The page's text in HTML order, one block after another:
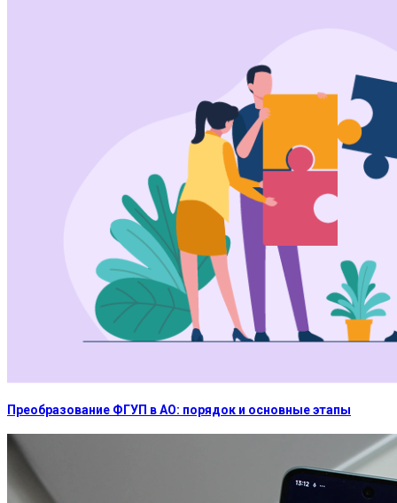
Преобразование ФГУП в АО: порядок и основные этапы